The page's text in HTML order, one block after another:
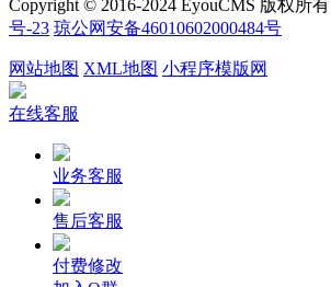
Copyright © 2016-2024 EyouCMS 版权所有
号-23 琼公网安备46010602000484号
网站地图 XML地图 小程序模版网
在线客服
业务客服
售后客服
付费修改